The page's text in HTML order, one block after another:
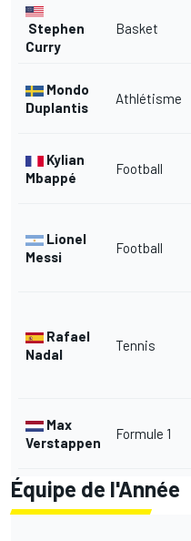
Stephen
Curry
Basket
Mondo
Duplantis
Athlétisme
Kylian
Mbappé
Football
Lionel
Messi
Football
Rafael
Nadal
Tennis
Max
Verstappen
Formule 1
Équipe de l'Année